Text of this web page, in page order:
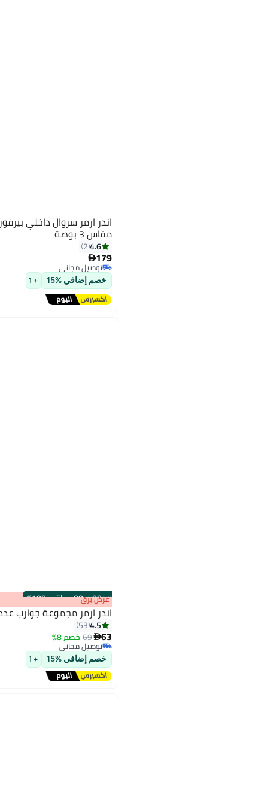
اندر ارمر سروال داخلي
مقاس 3 بوصة
4.6
2
179
توصيل مجاني
توصيل مجاني
خصم إضافي %15 + 1
00m:00s
·باقي 100% عرض برق
اندر ارمر مجموعة جوارب
4.5
53
63
69 خصم 8%
توصيل مجاني
توصيل مجاني
خصم إضافي %15 + 1